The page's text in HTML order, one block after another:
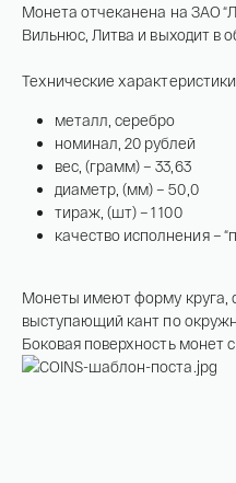
На связи с 9:00 до 18:00
800 505
+7
coins.shop@tsbnk.ru
Монета отчеканена на ЗАО
Вильнюс, Литва и выходит в
Технические
металл, серебро
номинал, 20 рублей
вес, (грамм) – 33,63
диаметр, (мм) – 50,0
тираж, (шт) – 1 100
качество исполнения –
Монеты имеют форму круга,
выступающий кант по
Боковая поверхность монет